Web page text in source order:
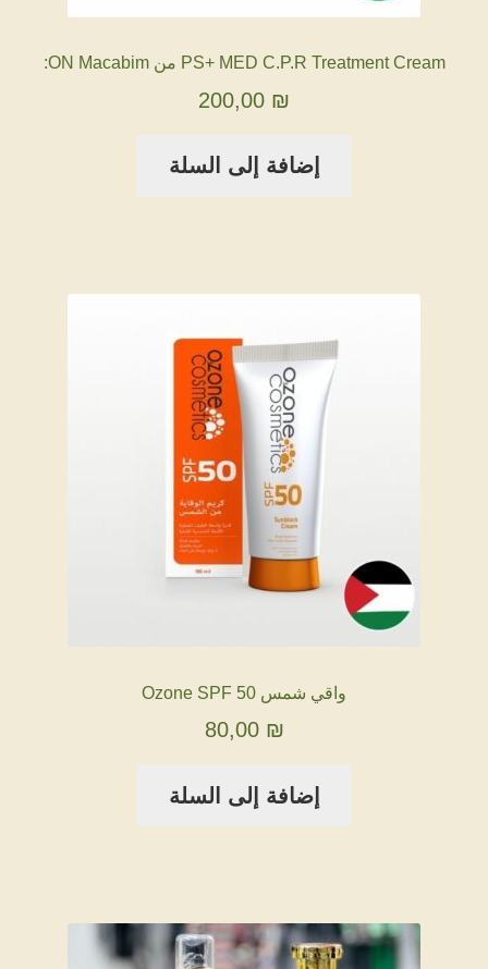
PS+ MED C.P.R Treatment Cream من ON Macabim:
200,00 ₪
إضافة إلى السلة
واقي شمس Ozone SPF 50
80,00 ₪
إضافة إلى السلة